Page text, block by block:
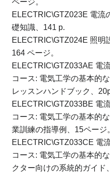
ページ。
ELECTRIC\GTZ023E 電流
礎知識、141 p.
ELECTRIC\GTZ024E 照明
164 ページ。
ELECTRIC\GTZ033AE 電
コース: 電気工学の基本的
レッスンハンドブック、20p
ELECTRIC\GTZ033BE 電
コース: 電気工学の基本的
業訓練の指導例、15ページ
ELECTRIC\GTZ033CE 電
コース: 電気工学の基本的
クター向けの系統的ガイド